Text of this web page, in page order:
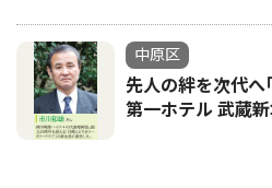
中原区
先人の絆を次代
第一ホテル 武蔵